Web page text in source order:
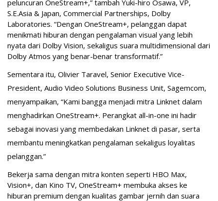
peluncuran OneStream+,” tambah Yuki-hiro Osawa, VP,
S.E.Asia & Japan, Commercial Partnerships, Dolby
Laboratories. “Dengan OneStream+, pelanggan dapat
menikmati hiburan dengan pengalaman visual yang lebih
nyata dari Dolby Vision, sekaligus suara multidimensional dari
Dolby Atmos yang benar-benar transformatif.”
Sementara itu, Olivier Taravel, Senior Executive Vice-
President, Audio Video Solutions Business Unit, Sagemcom,
menyampaikan, “Kami bangga menjadi mitra Linknet dalam
menghadirkan OneStream+. Perangkat all-in-one ini hadir
sebagai inovasi yang membedakan Linknet di pasar, serta
membantu meningkatkan pengalaman sekaligus loyalitas
pelanggan.”
Bekerja sama dengan mitra konten seperti HBO Max,
Vision+, dan Kino TV, OneStream+ membuka akses ke
hiburan premium dengan kualitas gambar jernih dan suara